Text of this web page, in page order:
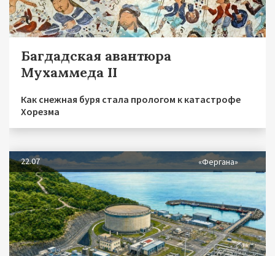
Багдадская авантюра
Мухаммеда II
Как снежная буря стала прологом к катастрофе
Хорезма
22.07 «Фергана»